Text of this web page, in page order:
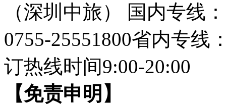
（深圳中旅）
国内专线
0755-25551800省内专线
订热线时间9:00-20:00
【免责申明】